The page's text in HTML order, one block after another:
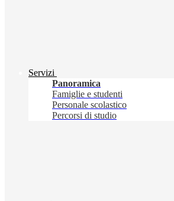
Servizi
Panoramica
Famiglie e studenti
Personale scolastico
Percorsi di studio